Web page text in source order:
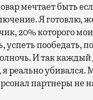
мечтает быть
Я готовлю,
20% которого
успеть пообедать,
И так каждый
реально убивался.
партнеры не